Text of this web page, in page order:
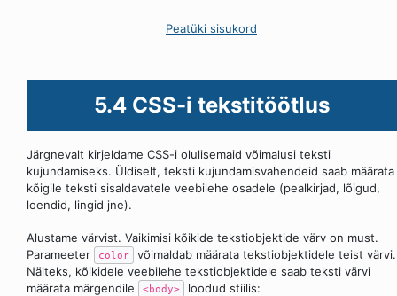
Peatüki sisukord
5.4 CSS-i tekstitöötlus
Järgnevalt kirjeldame CSS-i olulisemaid võimalusi teksti
kujundamiseks. Üldiselt, teksti kujundamisvahendeid saab määrata
kõigile teksti sisaldavatele veebilehe osadele (pealkirjad, lõigud,
loendid, lingid jne).
Alustame värvist. Vaikimisi kõikide tekstiobjektide värv on must.
Parameeter
color
võimaldab määrata tekstiobjektidele teist värvi.
Näiteks, kõikidele veebilehe tekstiobjektidele saab teksti värvi
määrata märgendile
<body> loodud stiilis: